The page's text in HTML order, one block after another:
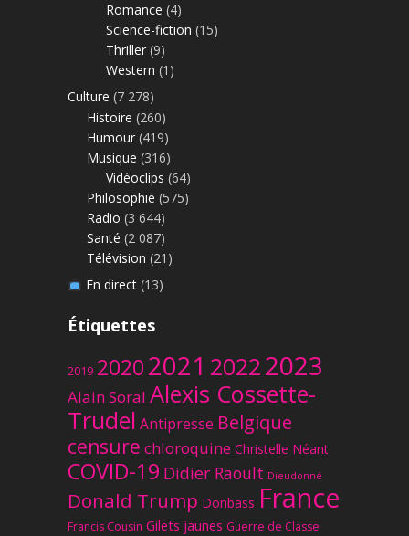
Romance (4)
Science-fiction (15)
Thriller (9)
Western (1)
Culture (7 278)
Histoire (260)
Humour (419)
Musique (316)
Vidéoclips (64)
Philosophie (575)
Radio (3 644)
Santé (2 087)
Télévision (21)
En direct(13)
Étiquettes
2019 20202021 20222023
Alain Soral Alexis Cossette-
Trudel Antipresse Belgique
censure chloroquine Christelle Néant
COVID-19 Didier Raoult Dieudonné
Donald Trump Donbass France
Francis Cousin Gilets jaunes Guerre de Classe